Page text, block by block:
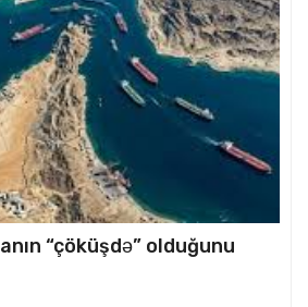
“çöküşdə” olduğunu